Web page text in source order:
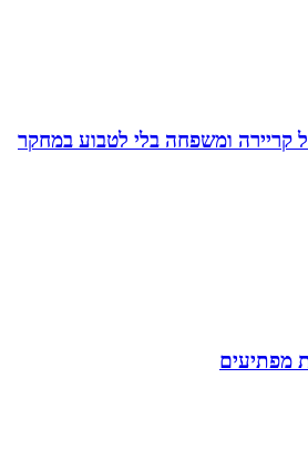
קריירה ומשפחה בלי לטבוע במחקר
מפתיעים